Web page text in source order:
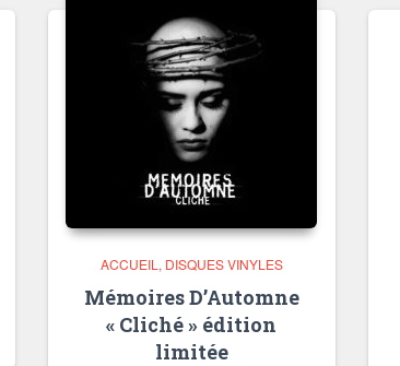
ACCUEIL DISQUES VINYLES
Mémoires D’Automne
« Cliché » édition
limitée